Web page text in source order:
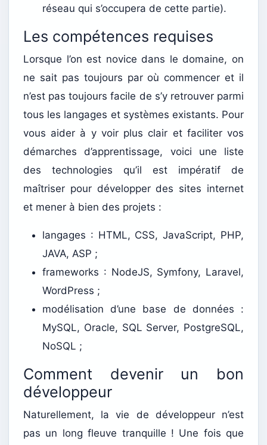
réseau qui s’occupera de cette partie).
Les compétences requises
Lorsque l’on est novice dans le domaine, on
ne sait pas toujours par où commencer et il
n’est pas toujours facile de s’y retrouver parmi
tous les langages et systèmes existants. Pour
vous aider à y voir plus clair et faciliter vos
démarches d’apprentissage, voici une liste
des technologies qu’il est impératif de
maîtriser pour développer des sites internet
et mener à bien des projets :
langages : HTML, CSS, JavaScript, PHP,
JAVA, ASP ;
frameworks : NodeJS, Symfony, Laravel,
WordPress ;
modélisation d’une base de données :
MySQL, Oracle, SQL Server, PostgreSQL,
NoSQL ;
Comment devenir un bon
développeur
Naturellement, la vie de développeur n’est
pas un long fleuve tranquille ! Une fois que